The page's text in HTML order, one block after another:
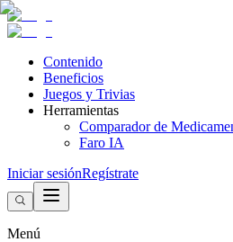
Contenido
Beneficios
Juegos y Trivias
Herramientas
Comparador de
Faro IA
Iniciar sesiónRegístrate
Menú